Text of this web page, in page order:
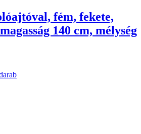
fém, fekete,
140 cm, mélység